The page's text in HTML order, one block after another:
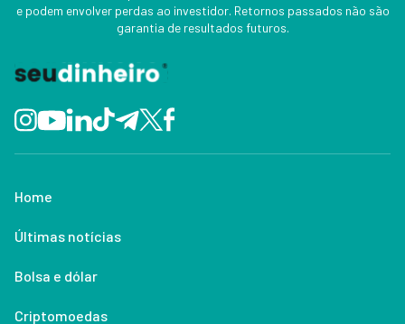
e podem envolver perdas ao investidor. Retornos passados não são
garantia de resultados futuros.
Home
Últimas notícias
Bolsa e dólar
Criptomoedas